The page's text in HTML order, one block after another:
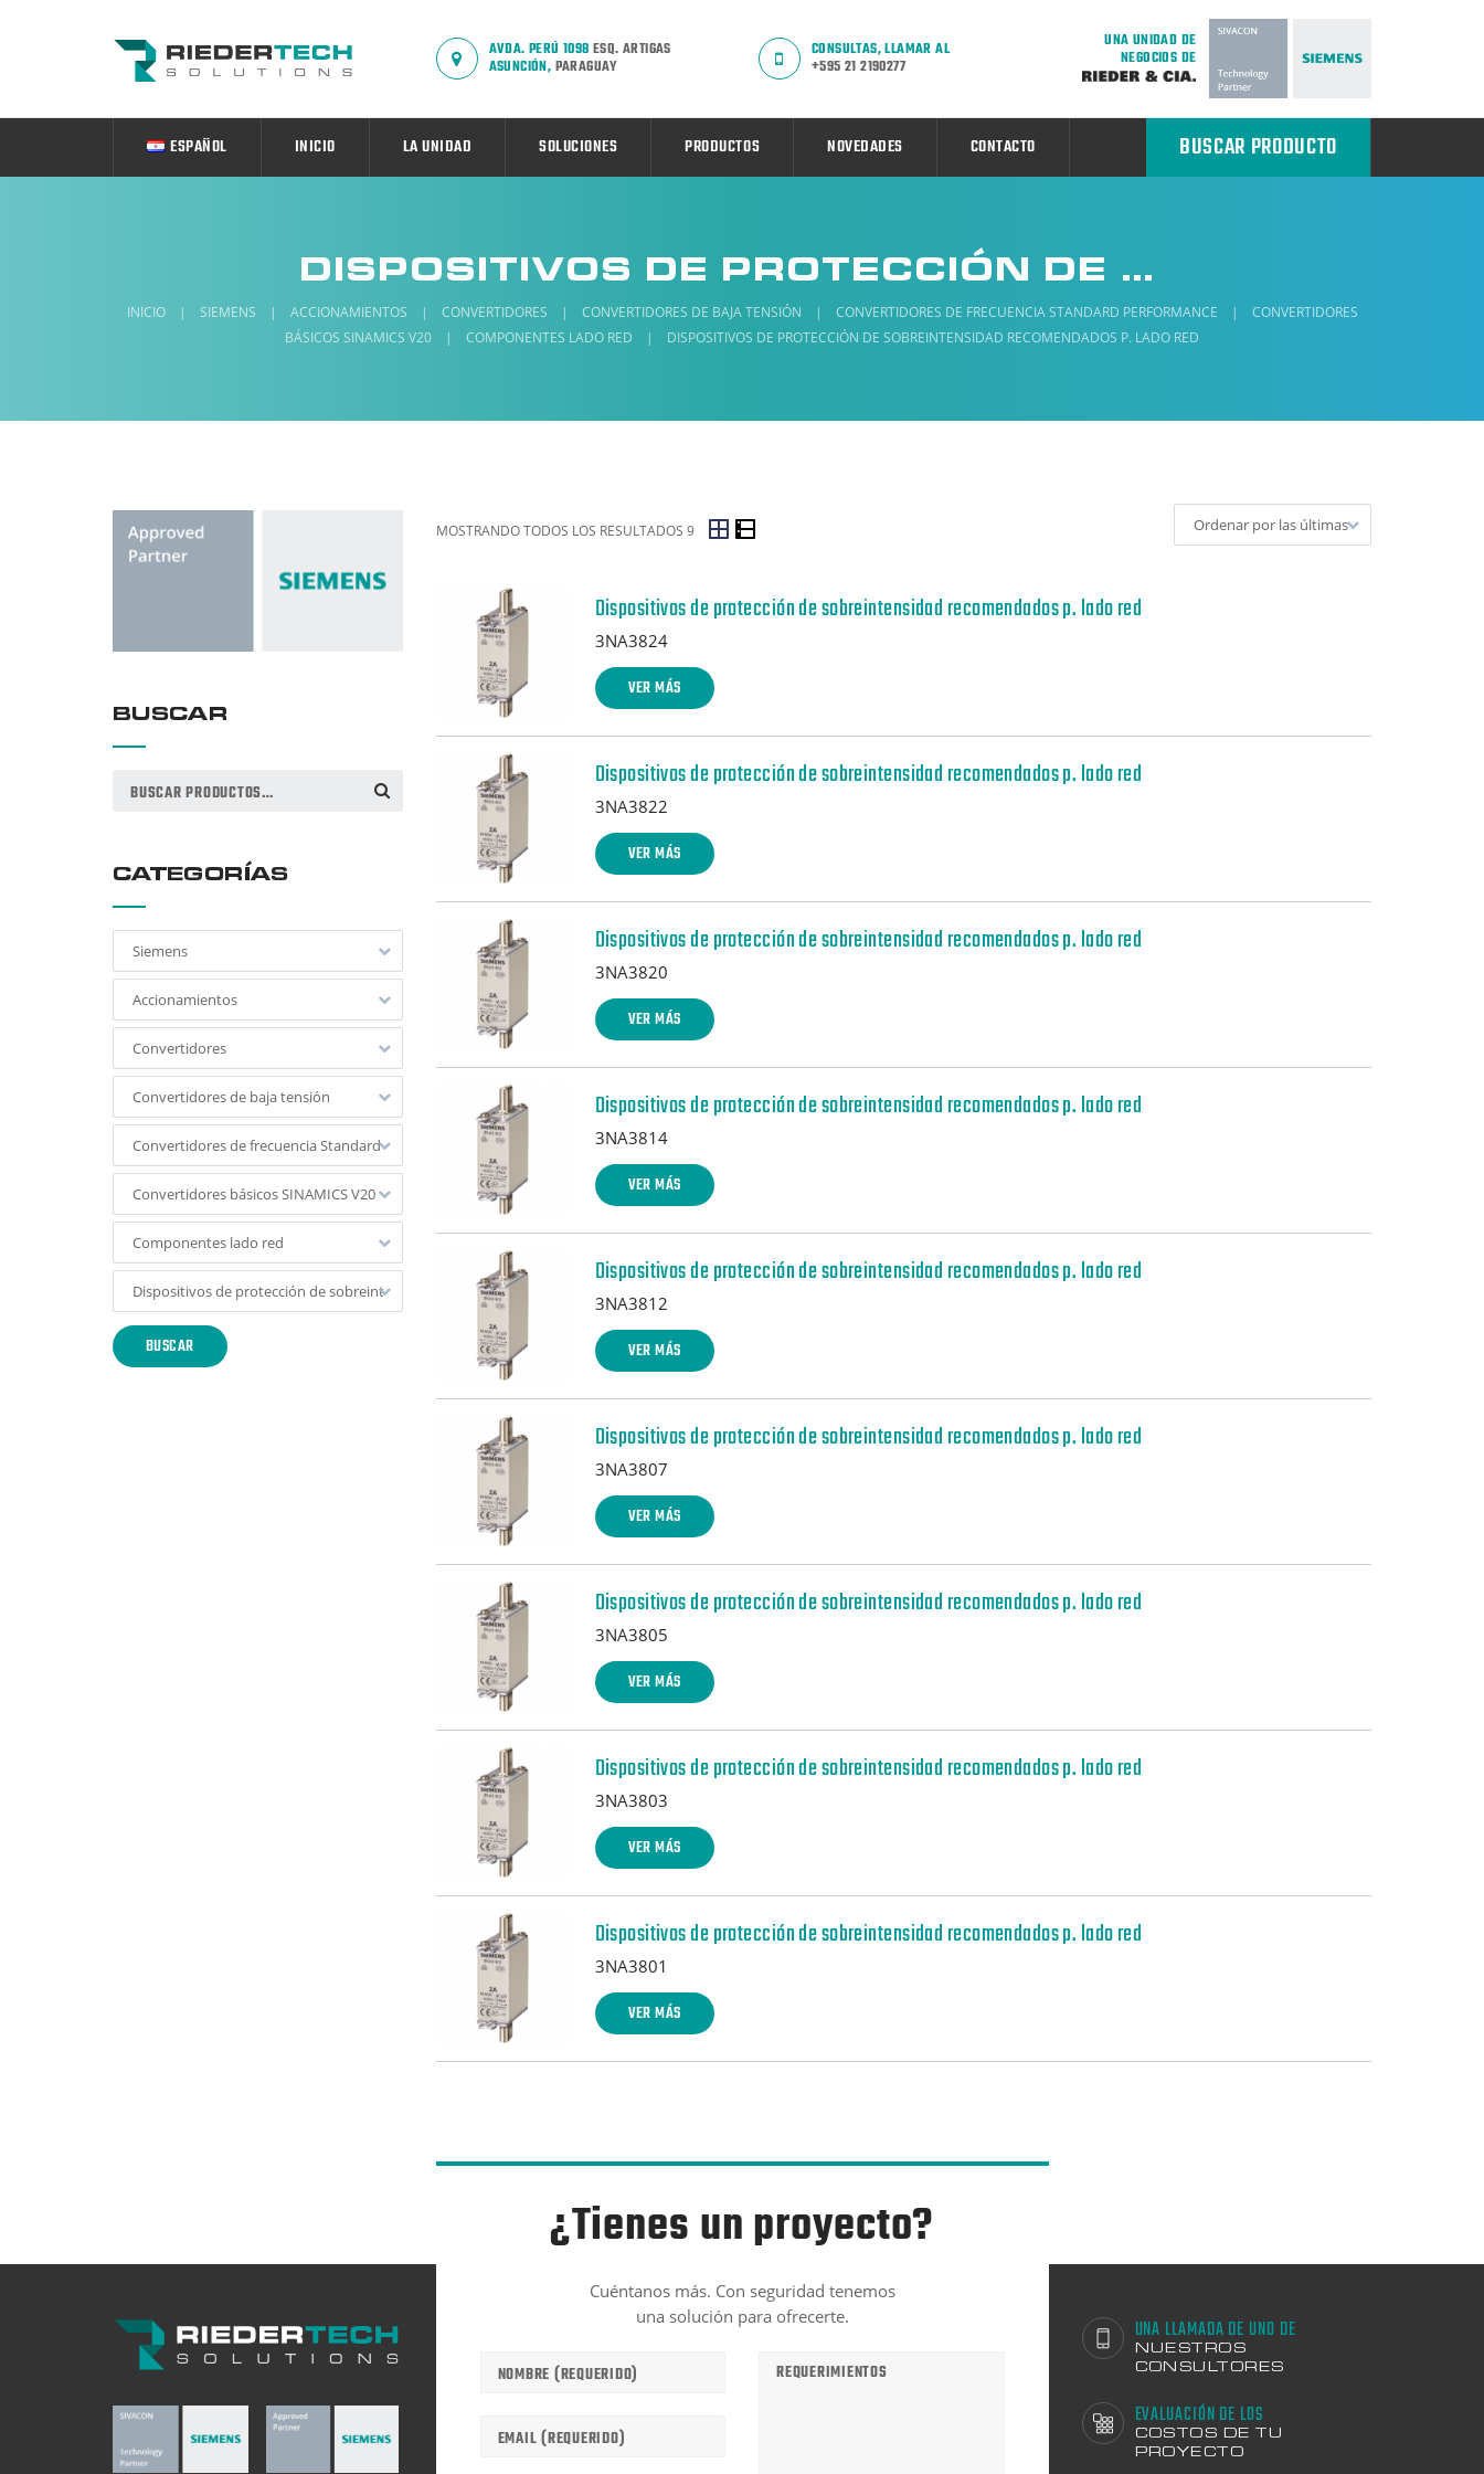
AVDA. PERÚ 1098 ESQ. ARTIGAS
ASUNCIÓN, PARAGUAY
CONSULTAS, LLAMAR AL
+595 21 2190277
UNA UNIDAD DE
NEGOCIOS DE
ESPAÑOL INICIO LA UNIDAD SOLUCIONES PRODUCTOS NOVEDADES CONTACTO BUSCAR PRODUCTO
DISPOSITIVOS DE PROTECCIÓN DE SOBREINTENSIDAD RECOMENDADOS P. LADO RED
INICIO | SIEMENS | ACCIONAMIENTOS | CONVERTIDORES | CONVERTIDORES DE BAJA TENSIÓN | CONVERTIDORES DE FRECUENCIA STANDARD PERFORMANCE |
CONVERTIDORES
BÁSICOS SINAMICS V20
| COMPONENTES LADO RED | DISPOSITIVOS DE PROTECCIÓN DE SOBREINTENSIDAD RECOMENDADOS P. LADO RED
MOSTRANDO TODOS LOS RESULTADOS 9 Ordenar por las últimas
Dispositivos de protección de sobreintensidad recomendados p. lado red
3NA3824
VER MÁS
Dispositivos de protección de sobreintensidad recomendados p. lado red
3NA3822
VER MÁS
Dispositivos de protección de sobreintensidad recomendados p. lado red
3NA3820
VER MÁS
Dispositivos de protección de sobreintensidad recomendados p. lado red
3NA3814
VER MÁS
Dispositivos de protección de sobreintensidad recomendados p. lado red
3NA3812
VER MÁS
Dispositivos de protección de sobreintensidad recomendados p. lado red
3NA3807
VER MÁS
Dispositivos de protección de sobreintensidad recomendados p. lado red
3NA3805
VER MÁS
Dispositivos de protección de sobreintensidad recomendados p. lado red
3NA3803
VER MÁS
Dispositivos de protección de sobreintensidad recomendados p. lado red
3NA3801
VER MÁS
BUSCAR
Buscar
BUSCAR
CATEGORÍAS
Siemens
Accionamientos
Convertidores
Convertidores de baja tensión
Convertidores de frecuencia Standard Performance
Convertidores básicos SINAMICS V20
Componentes lado red
Dispositivos de protección de sobreintensidad recomendados p. lado red
BUSCAR
¿Tienes un proyecto?
Cuéntanos más. Con seguridad tenemos
una solución para ofrecerte.
UNA LLAMADA DE UNO DE
NUESTROS
CONSULTORES
EVALUACIÓN DE LOS
COSTOS DE TU
PROYECTO